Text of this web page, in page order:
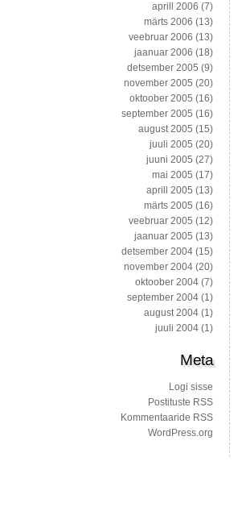
aprill 2006 (7)
märts 2006 (13)
veebruar 2006 (13)
jaanuar 2006 (18)
detsember 2005 (9)
november 2005 (20)
oktoober 2005 (16)
september 2005 (16)
august 2005 (15)
juuli 2005 (20)
juuni 2005 (27)
mai 2005 (17)
aprill 2005 (13)
märts 2005 (16)
veebruar 2005 (12)
jaanuar 2005 (13)
detsember 2004 (15)
november 2004 (20)
oktoober 2004 (7)
september 2004 (1)
august 2004 (1)
juuli 2004 (1)
Meta
Logi sisse
Postituste RSS
Kommentaaride RSS
WordPress.org